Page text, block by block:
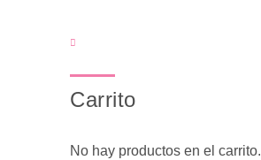
Carrito
No hay productos en el carrito.